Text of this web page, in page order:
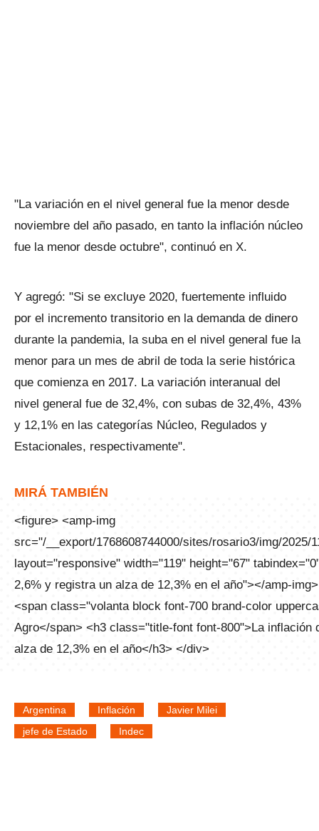
"La variación en el nivel general fue la menor desde
noviembre del año pasado, en tanto la inflación núcleo
fue la menor desde octubre", continuó en X.
Y agregó: "Si se excluye 2020, fuertemente influido
por el incremento transitorio en la demanda de dinero
durante la pandemia, la suba en el nivel general fue la
menor para un mes de abril de toda la serie histórica
que comienza en 2017. La variación interanual del
nivel general fue de 32,4%, con subas de 32,4%, 43%
y 12,1% en las categorías Núcleo, Regulados y
Estacionales, respectivamente".
MIRÁ TAMBIÉN
<figure> <amp-img
src="/__export/1768608744000/sites/rosario3/img/2025/
layout="responsive" width="119" height="67"
2,6% y registra un alza de 12,3% en el año"></amp-
<span class="volanta block font-700 brand-color
Agro</span> <h3 class="title-font font-800">La inflación
alza de 12,3% en el año</h3> </div>
Argentina Inflación
Javier Milei
jefe de Estado
Indec